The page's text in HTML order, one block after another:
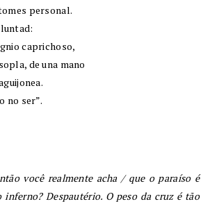
personal.
caprichoso,
de una mano
no ser”.
você realmente acha / que o paraíso é
inferno? Despautério. O peso da cruz é tão